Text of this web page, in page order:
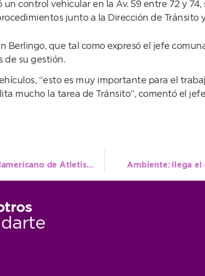
control vehicular en la Av. 59 entre 72 y
junto a la Dirección de Tránsito
Berlingo, que tal como expresó el jefe
de su gestión.
“esto es muy importante para el
mucho la tarea de Tránsito”, comentó el
Cabrera reveló cómo fue su paso por el Sudamericano de Atletismo Ambiente: llega el